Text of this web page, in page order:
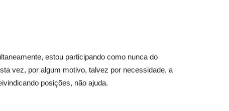
estou participando como nunca do
vez, por algum motivo, talvez por necessidade, a
posições, não ajuda.